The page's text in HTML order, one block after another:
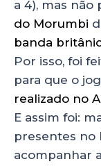
a 4), mas não
do Morumbi
banda
Por isso, foi
para que o
realizado no
E assim foi:
presentes no
acompanhar